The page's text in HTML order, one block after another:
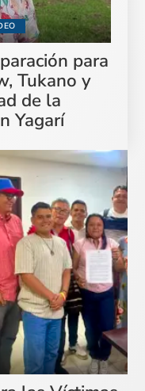
para
Tukano y
de la
Yagarí